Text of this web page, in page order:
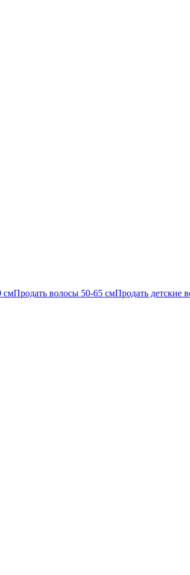
смПродать волосы 50-65 смПродать детские